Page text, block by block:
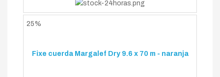
25%
Fixe cuerda Margalef Dry 9.6 x 70 m - naranja